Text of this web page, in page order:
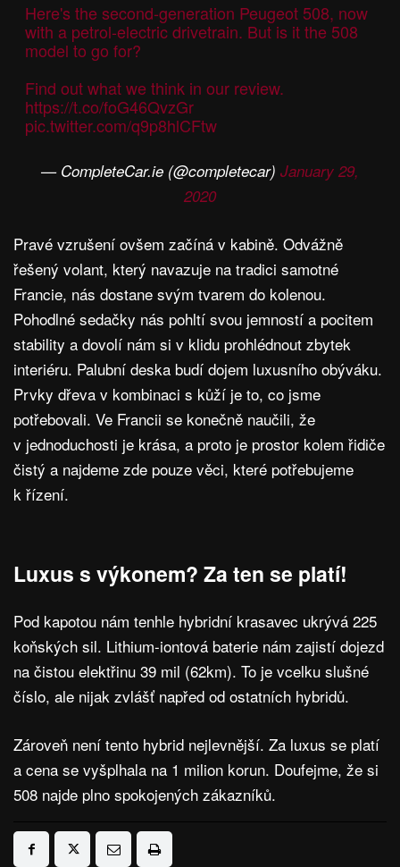
Here's the second-generation Peugeot 508, now
with a petrol-electric drivetrain. But is it the 508
model to go for?
Find out what we think in our review.
https://t.co/foG46QvzGr
pic.twitter.com/q9p8hlCFtw
— CompleteCar.ie (@completecar) January 29,
2020
Pravé vzrušení ovšem začíná v kabině. Odvážně
řešený volant, který navazuje na tradici samotné
Francie, nás dostane svým tvarem do kolenou.
Pohodlné sedačky nás pohltí svou jemností a pocitem
stability a dovolí nám si v klidu prohlédnout zbytek
interiéru. Palubní deska budí dojem luxusního obýváku.
Prvky dřeva v kombinaci s kůží je to, co jsme
potřebovali. Ve Francii se konečně naučili, že
v jednoduchosti je krása, a proto je prostor kolem řidiče
čistý a najdeme zde pouze věci, které potřebujeme
k řízení.
Luxus s výkonem? Za ten se platí!
Pod kapotou nám tenhle hybridní krasavec ukrývá 225
koňských sil. Lithium-iontová baterie nám zajistí dojezd
na čistou elektřinu 39 mil (62km). To je vcelku slušné
číslo, ale nijak zvlášť napřed od ostatních hybridů.
Zároveň není tento hybrid nejlevnější. Za luxus se platí
a cena se vyšplhala na 1 milion korun. Doufejme, že si
508 najde plno spokojených zákazníků.